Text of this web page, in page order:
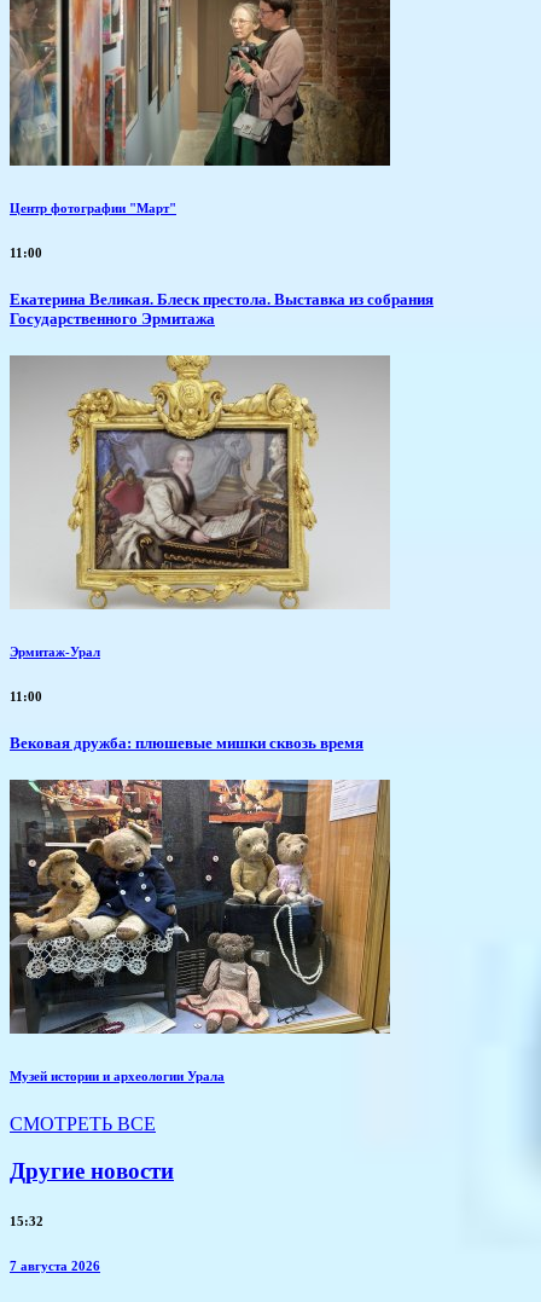
Центр фотографии "Март"
11:00
Екатерина Великая. Блеск престола. Выставка из собрания
Государственного Эрмитажа
Эрмитаж-Урал
11:00
Вековая дружба: плюшевые мишки сквозь время
Музей истории и археологии Урала
СМОТРЕТЬ ВСЕ
Другие новости
15:32
7 августа 2026